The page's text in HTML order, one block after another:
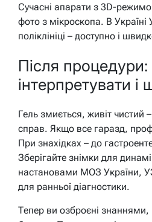
Сучасні апарати з 3D-
фото з мікроскопа. В
поліклініці – доступно і
Після процедури:
інтерпретувати і
Гель змиється, живіт чистий
справ. Якщо все гаразд,
При знахідках – до
Зберігайте знімки для
настановами МОЗ України,
для ранньої діагностики.
Тепер ви озброєні знаннями,